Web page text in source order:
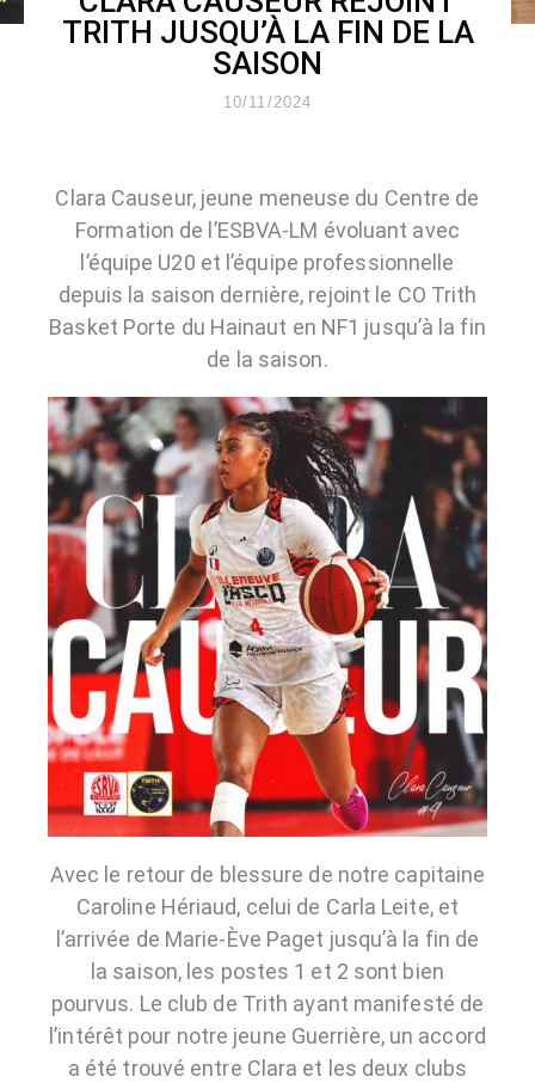
TRITH JUSQU’À LA FIN DE LA
SAISON
10/11/2024
Clara Causeur, jeune meneuse du Centre de
Formation de l’ESBVA-LM évoluant avec
l’équipe U20 et l’équipe professionnelle
depuis la saison dernière, rejoint le CO Trith
Basket Porte du Hainaut en NF1 jusqu’à la fin
de la saison.
Avec le retour de blessure de notre capitaine
Caroline Hériaud, celui de Carla Leite, et
l’arrivée de Marie-Ève Paget jusqu’à la fin de
la saison, les postes 1 et 2 sont bien
pourvus. Le club de Trith ayant manifesté de
l’intérêt pour notre jeune Guerrière, un accord
a été trouvé entre Clara et les deux clubs